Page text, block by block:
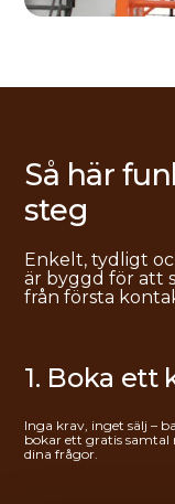
Så här
steg
Enkelt, tydligt
är byggd för att
från första
1. Boka ett
Inga krav, inget sälj –
bokar ett gratis samtal
dina frågor.